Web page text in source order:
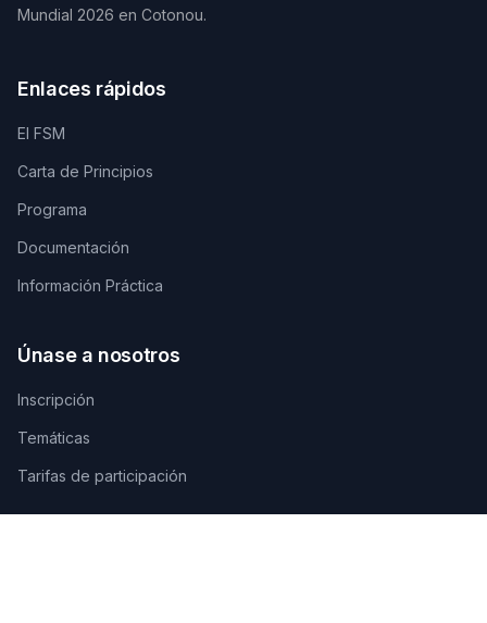
Mundial 2026 en Cotonou.
Enlaces rápidos
El FSM
Carta de Principios
Programa
Documentación
Información Práctica
Únase a nosotros
Inscripción
Temáticas
Tarifas de participación